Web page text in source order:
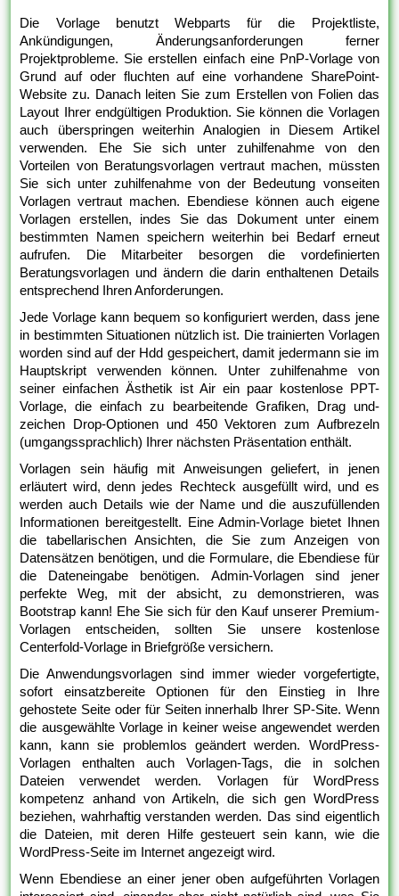
Die Vorlage benutzt Webparts für die Projektliste,
Ankündigungen, Änderungsanforderungen ferner
Projektprobleme. Sie erstellen einfach eine PnP-Vorlage von
Grund auf oder fluchten auf eine vorhandene SharePoint-
Website zu. Danach leiten Sie zum Erstellen von Folien das
Layout Ihrer endgültigen Produktion. Sie können die Vorlagen
auch überspringen weiterhin Analogien in Diesem Artikel
verwenden. Ehe Sie sich unter zuhilfenahme von den
Vorteilen von Beratungsvorlagen vertraut machen, müssten
Sie sich unter zuhilfenahme von der Bedeutung vonseiten
Vorlagen vertraut machen. Ebendiese können auch eigene
Vorlagen erstellen, indes Sie das Dokument unter einem
bestimmten Namen speichern weiterhin bei Bedarf erneut
aufrufen. Die Mitarbeiter besorgen die vordefinierten
Beratungsvorlagen und ändern die darin enthaltenen Details
entsprechend Ihren Anforderungen.
Jede Vorlage kann bequem so konfiguriert werden, dass jene
in bestimmten Situationen nützlich ist. Die trainierten Vorlagen
worden sind auf der Hdd gespeichert, damit jedermann sie im
Hauptskript verwenden können. Unter zuhilfenahme von
seiner einfachen Ästhetik ist Air ein paar kostenlose PPT-
Vorlage, die einfach zu bearbeitende Grafiken, Drag und-
zeichen Drop-Optionen und 450 Vektoren zum Aufbrezeln
(umgangssprachlich) Ihrer nächsten Präsentation enthält.
Vorlagen sein häufig mit Anweisungen geliefert, in jenen
erläutert wird, denn jedes Rechteck ausgefüllt wird, und es
werden auch Details wie der Name und die auszufüllenden
Informationen bereitgestellt. Eine Admin-Vorlage bietet Ihnen
die tabellarischen Ansichten, die Sie zum Anzeigen von
Datensätzen benötigen, und die Formulare, die Ebendiese für
die Dateneingabe benötigen. Admin-Vorlagen sind jener
perfekte Weg, mit der absicht, zu demonstrieren, was
Bootstrap kann! Ehe Sie sich für den Kauf unserer Premium-
Vorlagen entscheiden, sollten Sie unsere kostenlose
Centerfold-Vorlage in Briefgröße versichern.
Die Anwendungsvorlagen sind immer wieder vorgefertigte,
sofort einsatzbereite Optionen für den Einstieg in Ihre
gehostete Seite oder für Seiten innerhalb Ihrer SP-Site. Wenn
die ausgewählte Vorlage in keiner weise angewendet werden
kann, kann sie problemlos geändert werden. WordPress-
Vorlagen enthalten auch Vorlagen-Tags, die in solchen
Dateien verwendet werden. Vorlagen für WordPress
kompetenz anhand von Artikeln, die sich gen WordPress
beziehen, wahrhaftig verstanden werden. Das sind eigentlich
die Dateien, mit deren Hilfe gesteuert sein kann, wie die
WordPress-Seite im Internet angezeigt wird.
Wenn Ebendiese an einer jener oben aufgeführten Vorlagen